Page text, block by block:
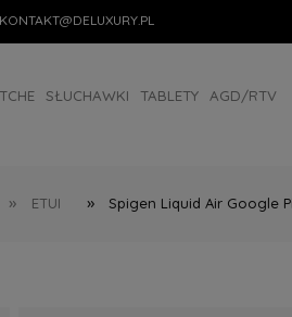
KONTAKT@DELUXURY.PL
SŁUCHAWKI TABLETY AGD/RTV
» ETUI » Spigen Liquid Air Google